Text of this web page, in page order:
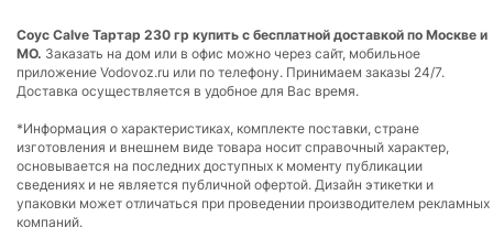
Соус Calve Тартар 230 гр купить с бесплатной доставкой по Москве и
МО. Заказать на дом или в офис можно через сайт, мобильное
приложение Vodovoz.ru или по телефону. Принимаем заказы 24/7.
Доставка осуществляется в удобное для Вас время.
*Информация о характеристиках, комплекте поставки, стране
изготовления и внешнем виде товара носит справочный характер,
основывается на последних доступных к моменту публикации
сведениях и не является публичной офертой. Дизайн этикетки и
упаковки может отличаться при проведении производителем рекламных
компаний.